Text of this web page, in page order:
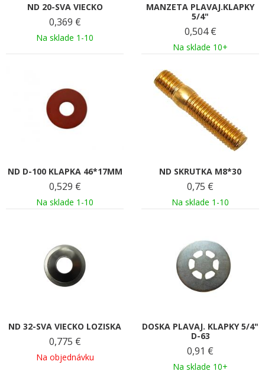
ND 20-SVA VIECKO
0,369 €
Na sklade 1-10
MANZETA PLAVAJ.KLAPKY
5/4"
0,504 €
Na sklade 10+
ND D-100 KLAPKA 46*17MM
0,529 €
Na sklade 1-10
ND SKRUTKA M8*30
0,75 €
Na sklade 1-10
ND 32-SVA VIECKO LOZISKA
0,775 €
Na objednávku
DOSKA PLAVAJ. KLAPKY 5/4"
D-63
0,91 €
Na sklade 10+